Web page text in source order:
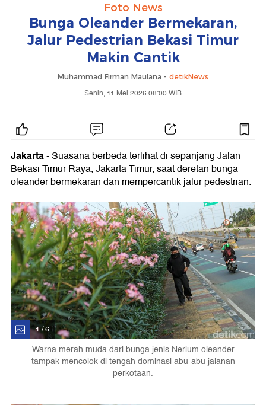
Foto News
Bunga Oleander Bermekaran,
Jalur Pedestrian Bekasi Timur
Makin Cantik
Muhammad Firman Maulana - detikNews
Senin, 11 Mei 2026 08:00 WIB
Jakarta- Suasana berbeda terlihat di sepanjang Jalan
Bekasi Timur Raya, Jakarta Timur, saat deretan bunga
oleander bermekaran dan mempercantik jalur pedestrian.
1 / 6
Warna merah muda dari bunga jenis Nerium oleander
tampak mencolok di tengah dominasi abu-abu jalanan
perkotaan.